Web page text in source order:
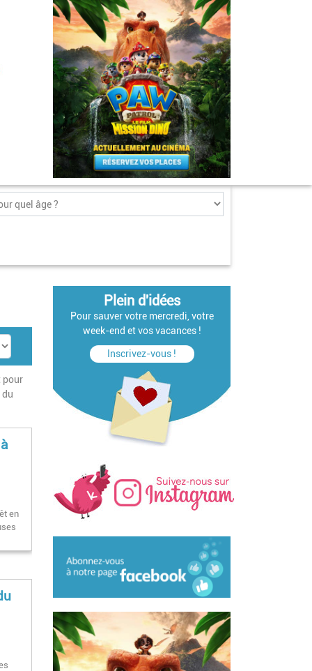
pour
du
en
Plein d'idées
Pour sauver votre mercredi, votre
week-end et vos vacances !
Inscrivez-vous !